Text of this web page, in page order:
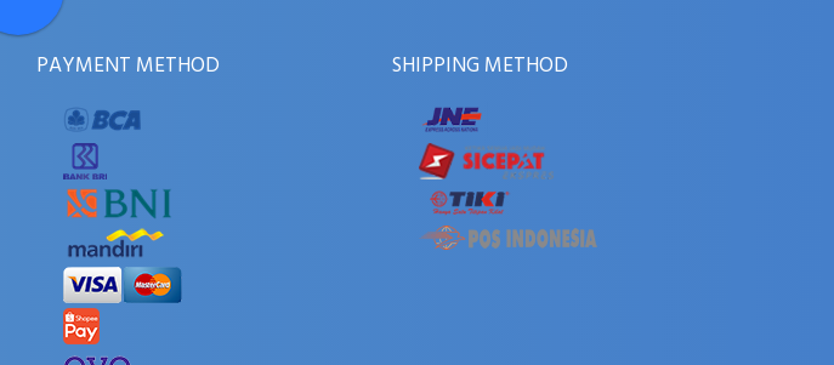
PAYMENT METHOD SHIPPING METHOD